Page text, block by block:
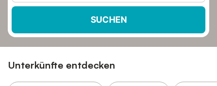
SUCHEN
Unterkünfte entdecken